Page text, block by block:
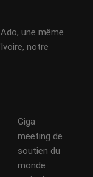
une même
notre
Giga
meeting de
soutien du
monde